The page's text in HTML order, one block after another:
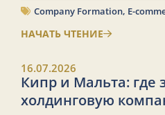
Company Formation, E-
НАЧАТЬ ЧТЕНИЕ
16.07.2026
Кипр и Мальта: где
холдинговую